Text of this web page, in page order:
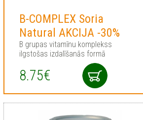
B-COMPLEX Soria
Natural AKCIJA -30%
B grupas vitamīnu komplekss
ilgstošas izdalīšanās formā
8.75€